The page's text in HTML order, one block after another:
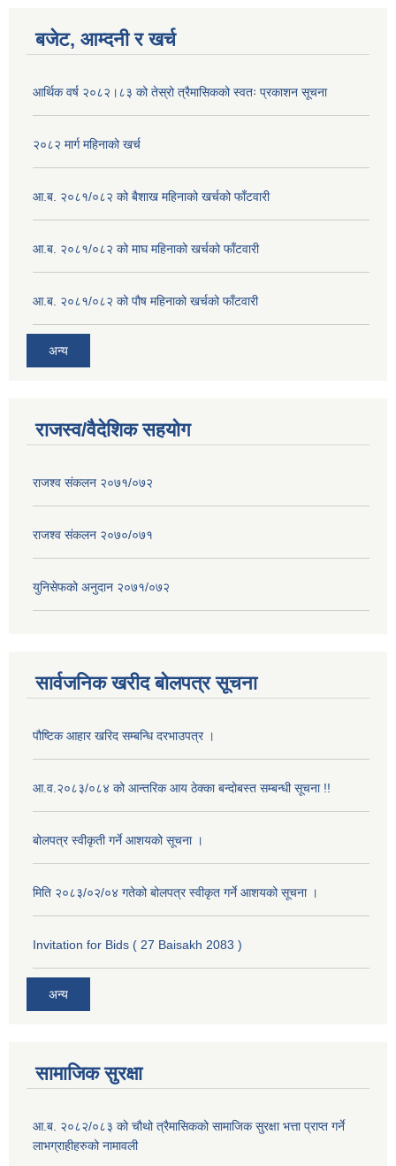
बजेट, आम्दनी र खर्च
आर्थिक वर्ष २०८२।८३ को तेस्रो त्रैमासिकको स्वतः प्रकाशन सूचना
२०८२ मार्ग महिनाको खर्च
आ.ब. २०८१/०८२ को बैशाख महिनाको खर्चको फाँटवारी
आ.ब. २०८१/०८२ को माघ महिनाको खर्चको फाँटवारी
आ.ब. २०८१/०८२ को पौष महिनाको खर्चको फाँटवारी
अन्य
राजस्व/वैदेशिक सहयोग
राजश्व संकलन २०७१/०७२
राजश्व संकलन २०७०/०७१
युनिसेफको अनुदान २०७१/०७२
सार्वजनिक खरीद बोलपत्र सूचना
पौष्टिक आहार खरिद सम्बन्धि दरभाउपत्र ।
आ.व.२०८३/०८४ को आन्तरिक आय ठेक्का बन्दोबस्त सम्बन्धी सूचना !!
बोलपत्र स्वीकृती गर्ने आशयको सूचना ।
मिति २०८३/०२/०४ गतेको बोलपत्र स्वीकृत गर्ने आशयको सूचना ।
Invitation for Bids ( 27 Baisakh 2083 )
अन्य
सामाजिक सुरक्षा
आ.ब. २०८२/०८३ को चौथो त्रैमासिकको सामाजिक सुरक्षा भत्ता प्राप्त गर्ने
लाभग्राहीहरुको नामावली